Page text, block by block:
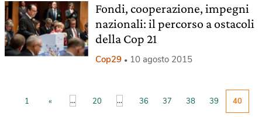
Fondi, cooperazione, impegni
nazionali: il percorso a ostacoli
della Cop 21
Cop29 10 agosto 2015
1 « ... 20 ... 36 37 38 39 40